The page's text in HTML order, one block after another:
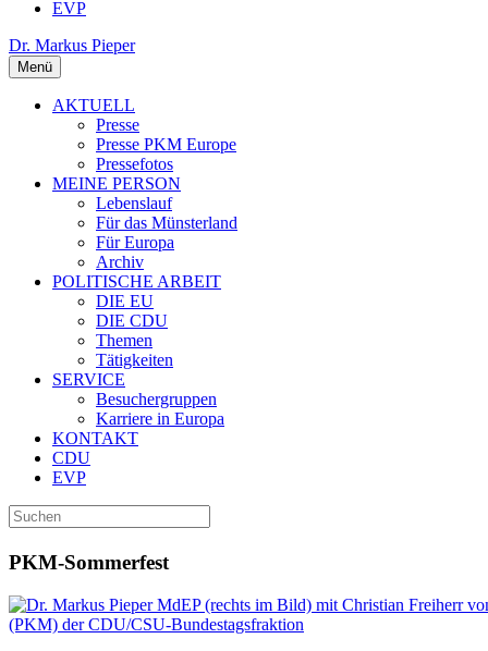
EVP
Dr. Markus Pieper
Menü
AKTUELL
Presse
Presse PKM Europe
Pressefotos
MEINE PERSON
Lebenslauf
Für das Münsterland
Für Europa
Archiv
POLITISCHE ARBEIT
DIE EU
DIE CDU
Themen
Tätigkeiten
SERVICE
Besuchergruppen
Karriere in Europa
KONTAKT
CDU
EVP
PKM-Sommerfest